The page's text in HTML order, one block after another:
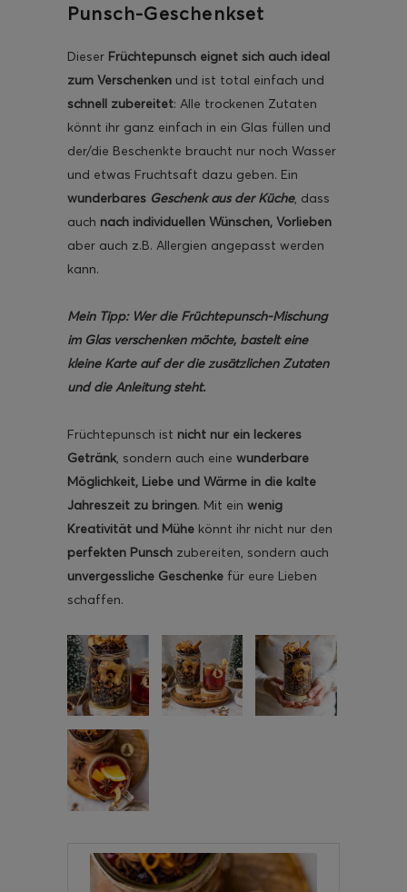
Punsch-Geschenkset
Dieser Früchtepunsch eignet sich auch ideal
zum Verschenken und ist total einfach und
schnell zubereitet: Alle trockenen Zutaten
könnt ihr ganz einfach in ein Glas füllen und
der/die Beschenkte braucht nur noch Wasser
und etwas Fruchtsaft dazu geben. Ein
wunderbares Geschenk aus der Küche, dass
auch nach individuellen Wünschen, Vorlieben
aber auch z.B. Allergien angepasst werden
kann.
Mein Tipp: Wer die Früchtepunsch-Mischung
im Glas verschenken möchte, bastelt eine
kleine Karte auf der die zusätzlichen Zutaten
und die Anleitung steht.
Früchtepunsch ist nicht nur ein leckeres
Getränk, sondern auch eine wunderbare
Möglichkeit, Liebe und Wärme in die kalte
Jahreszeit zu bringen. Mit ein wenig
Kreativität und Mühe könnt ihr nicht nur den
perfekten Punsch zubereiten, sondern auch
unvergessliche Geschenke für eure Lieben
schaffen.